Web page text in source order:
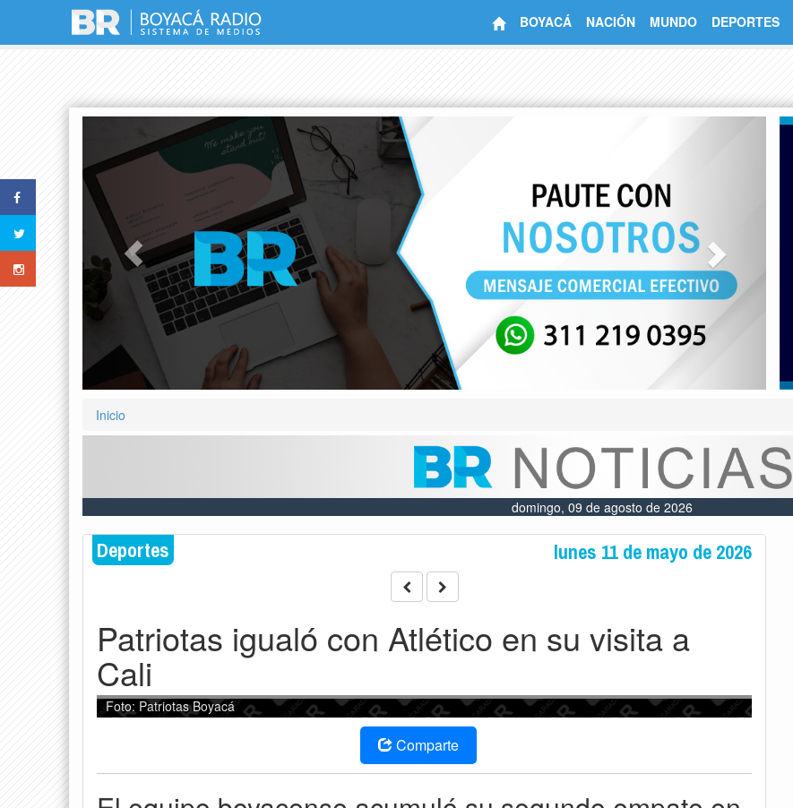
BOYACÁ NACIÓN MUNDO DEPORTES
Previous
Inicio
domingo, 09 de agosto de 2026
Deportes lunes 11 de mayo de 2026
Patriotas igualó con Atlético en su visita a
Cali
Foto: Patriotas Boyacá
Comparte